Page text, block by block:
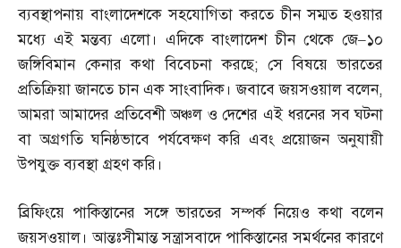
ব্যবস্থাপনায় বাংলাদেশকে সহযোগিতা করতে চীন সম্মত হওয়ার
মধ্যে এই মন্তব্য এলো। এদিকে বাংলাদেশ চীন থেকে জে–১০
জঙ্গিবিমান কেনার কথা বিবেচনা করছে; সে বিষয়ে ভারতের
প্রতিক্রিয়া জানতে চান এক সাংবাদিক। জবাবে জয়সওয়াল বলেন,
আমরা আমাদের প্রতিবেশী অঞ্চল ও দেশের এই ধরনের সব ঘটনা
বা অগ্রগতি ঘনিষ্ঠভাবে পর্যবেক্ষণ করি এবং প্রয়োজন অনুযায়ী
উপযুক্ত ব্যবস্থা গ্রহণ করি।
ব্রিফিংয়ে পাকিস্তানের সঙ্গে ভারতের সম্পর্ক নিয়েও কথা বলেন
জয়সওয়াল। আন্তঃসীমান্ত সন্ত্রাসবাদে পাকিস্তানের সমর্থনের কারণে